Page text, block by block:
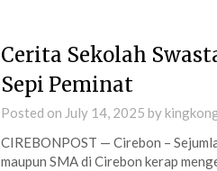
Cerita Sekolah
Sepi Peminat
Posted on July 14, 2025 by
CIREBONPOST — Cirebon –
maupun SMA di Cirebon kerap